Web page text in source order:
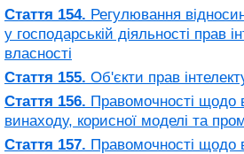
Стаття 154. Регулювання
у господарській діяльності прав
власності
Стаття 155. Об'єкти прав
Стаття 156. Правомочності щодо
винаходу, корисної моделі та
Стаття 157. Правомочності щодо